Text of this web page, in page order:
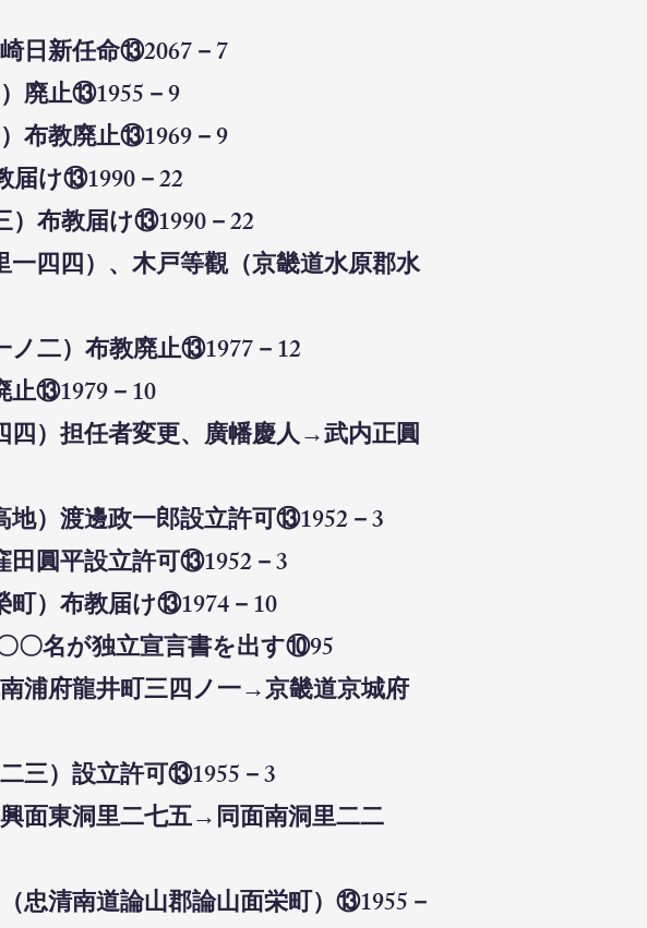
日新任命⑬2067－7
廃止⑬1955－9
布教廃止⑬1969－9
届け⑬1990－22
布教届け⑬1990－22
四四）、木戸等觀（京畿道水原郡水
二）布教廃止⑬1977－12
止⑬1979－10
）担任者変更、廣幡慶人→武内正圓
）渡邊政一郎設立許可⑬1952－3
圓平設立許可⑬1952－3
）布教届け⑬1974－10
〇名が独立宣言書を出す⑩95
浦府龍井町三四ノ一→京畿道京城府
三）設立許可⑬1955－3
面東洞里二七五→同面南洞里二二
清南道論山郡論山面栄町）⑬1955－